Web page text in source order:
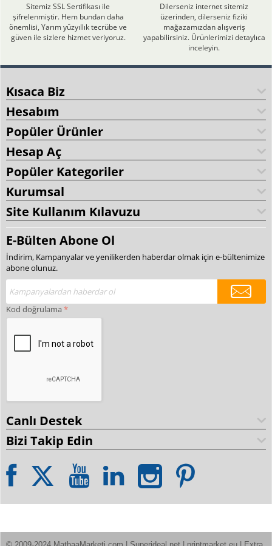
Sitemiz SSL Sertifikası ile
şifrelenmiştir. Hem bundan daha
önemlisi, Yarım yüzyıllık tecrübe ve
güven ile sizlere hizmet veriyoruz.
Dilerseniz internet sitemiz
üzerinden, dilerseniz fiziki
mağazamızdan alışveriş
yapabilirsiniz. Ürünlerimizi detaylıca
inceleyin.
Kısaca Biz
Hesabım
Popüler Ürünler
Hesap Aç
Popüler Kategoriler
Kurumsal
Site Kullanım Kılavuzu
E-Bülten Abone Ol
İndirim, Kampanyalar ve yenilikerden haberdar olmak için e-bültenimize
abone olunuz.
Kod doğrulama
Canlı Destek
Bizi Takip Edin